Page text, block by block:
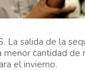
La salida de la
menor cantidad
el invierno.